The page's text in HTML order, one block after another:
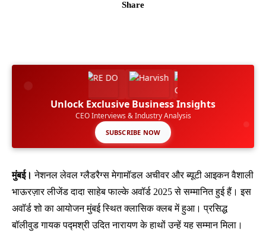
Share
Unlock Exclusive Business Insights
CEO Interviews & Industry Analysis
SUBSCRIBE NOW
मुंबई। नेशनल लेवल ग्लैडरैग्स मेगामॉडल अचीवर और ब्यूटी आइकन वैशाली
भाऊरज़ार लीजेंड दादा साहेब फाल्के अवॉर्ड 2025 से सम्मानित हुई हैं। इस
अवॉर्ड शो का आयोजन मुंबई स्थित क्लासिक क्लब में हुआ। प्रसिद्ध
बॉलीवुड गायक पद्मश्री उदित नारायण के हाथों उन्हें यह सम्मान मिला।